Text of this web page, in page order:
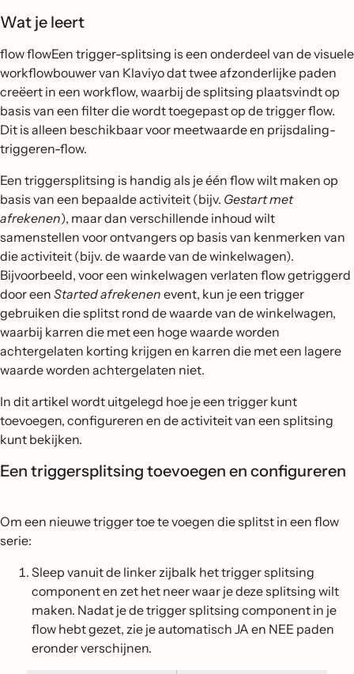
Wat je leert
flow flowEen trigger-splitsing is een onderdeel van de visuele
workflowbouwer van Klaviyo dat twee afzonderlijke paden
creëert in een workflow, waarbij de splitsing plaatsvindt op
basis van een filter die wordt toegepast op de trigger flow.
Dit is alleen beschikbaar voor meetwaarde en prijsdaling-
triggeren-flow.
Een triggersplitsing is handig als je één flow wilt maken op
basis van een bepaalde activiteit (bijv. Gestart met
afrekenen), maar dan verschillende inhoud wilt
samenstellen voor ontvangers op basis van kenmerken van
die activiteit (bijv. de waarde van de winkelwagen).
Bijvoorbeeld, voor een winkelwagen verlaten flow getriggerd
door een Started afrekenen event, kun je een trigger
gebruiken die splitst rond de waarde van de winkelwagen,
waarbij karren die met een hoge waarde worden
achtergelaten korting krijgen en karren die met een lagere
waarde worden achtergelaten niet.
In dit artikel wordt uitgelegd hoe je een trigger kunt
toevoegen, configureren en de activiteit van een splitsing
kunt bekijken.
Een triggersplitsing toevoegen en configureren
Om een nieuwe trigger toe te voegen die splitst in een flow
serie:
Sleep vanuit de linker zijbalk het trigger splitsing
component en zet het neer waar je deze splitsing wilt
maken. Nadat je de trigger splitsing component in je
flow hebt gezet, zie je automatisch JA en NEE paden
eronder verschijnen.